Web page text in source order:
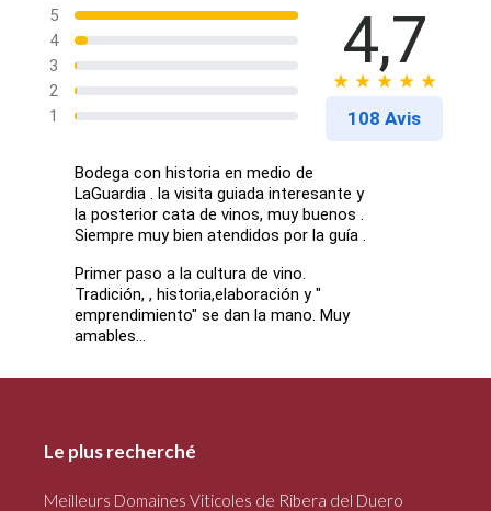
5
4
3
2
1
4,7
108 Avis
Bodega con historia en medio de
LaGuardia . la visita guiada interesante y
la posterior cata de vinos, muy buenos .
Siempre muy bien atendidos por la guía .
Primer paso a la cultura de vino.
Tradición, , historia,elaboración y "
emprendimiento" se dan la mano. Muy
amables...
Le plus recherché
Meilleurs Domaines Viticoles de Ribera del Duero